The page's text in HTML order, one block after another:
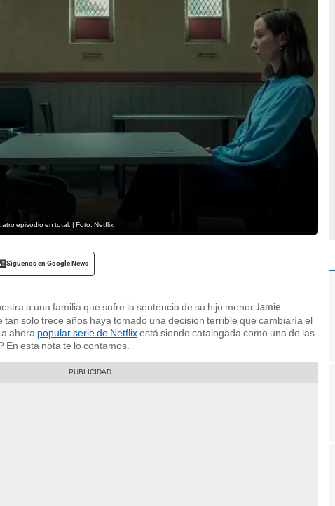
episodio en total. | Foto: Netflix
Siguenos en Google News
a una familia que sufre la sentencia de su hijo menor Jamie
tan solo trece años haya tomado una decisión terrible que cambiaría el
ahora popular serie de Netflixestá siendo catalogada como una de las
esta nota te lo contamos.